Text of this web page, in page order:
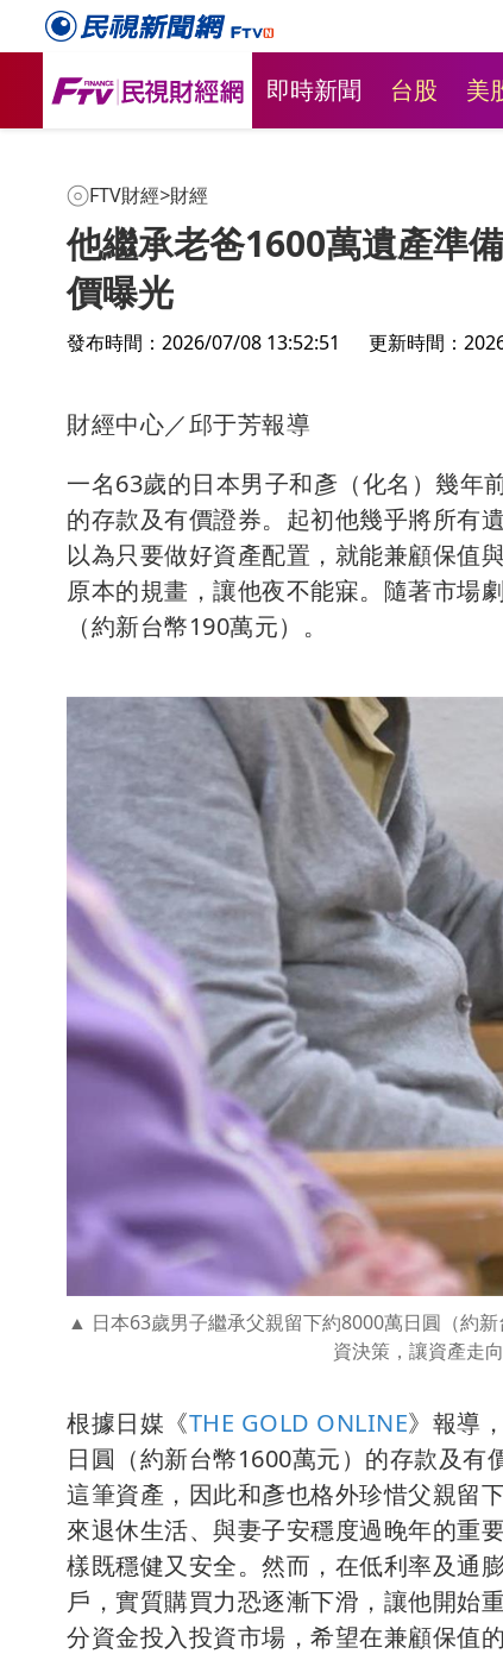
即時新聞 台股 美
FTV財經>財經
他繼承老爸1600萬遺產準
價曝光
發布時間：2026/07/08 13:52:51 更新時間：
財經中心／邱于芳報導
一名63歲的日本男子和彥（化名）幾年
的存款及有價證券。起初他幾乎將所有
以為只要做好資產配置，就能兼顧保值
原本的規畫，讓他夜不能寐。隨著市場
（約新台幣190萬元）。
日本63歲男子繼承父親留下約8000萬日圓（約
資決策，讓資產走
根據日媒《THE GOLD ONLINE》報導
日圓（約新台幣1600萬元）的存款及
這筆資產，因此和彥也格外珍惜父親留
來退休生活、與妻子安穩度過晚年的重
樣既穩健又安全。然而，在低利率及通
戶，實質購買力恐逐漸下滑，讓他開始
分資金投入投資市場，希望在兼顧保值